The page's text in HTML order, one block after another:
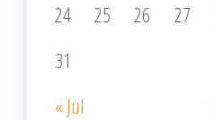
24
25 26 27
31
« Jul